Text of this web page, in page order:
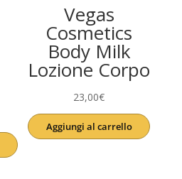
Vegas
Cosmetics
Body Milk
Lozione Corpo
23,00€
Aggiungi al carrello